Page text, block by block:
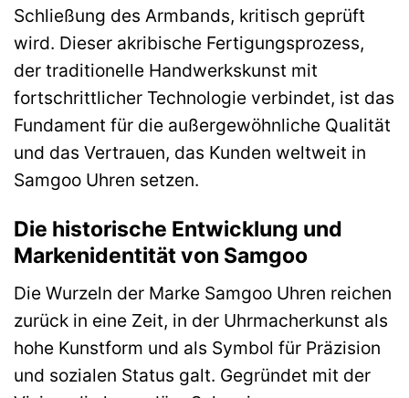
Schließung des Armbands, kritisch geprüft
wird. Dieser akribische Fertigungsprozess,
der traditionelle Handwerkskunst mit
fortschrittlicher Technologie verbindet, ist das
Fundament für die außergewöhnliche Qualität
und das Vertrauen, das Kunden weltweit in
Samgoo Uhren setzen.
Die historische Entwicklung und
Markenidentität von Samgoo
Die Wurzeln der Marke Samgoo Uhren reichen
zurück in eine Zeit, in der Uhrmacherkunst als
hohe Kunstform und als Symbol für Präzision
und sozialen Status galt. Gegründet mit der